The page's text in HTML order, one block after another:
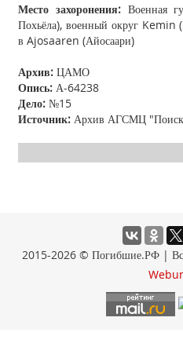
Место захоронения: Военная
Похьёла), военный округ Kemin
в Ajosaaren (Айосаари)
Архив: ЦАМО
Опись: А-64238
Дело: №15
Источник: Архив АГСМЦ
2015-2026 © Погибшие.РФ |